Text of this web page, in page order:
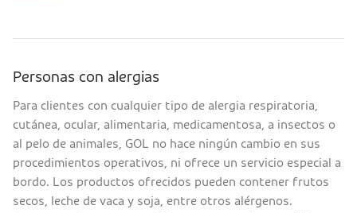
Personas con alergias
Para clientes con cualquier tipo de alergia respiratoria,
cutánea, ocular, alimentaria, medicamentosa, a insectos o
al pelo de animales, GOL no hace ningún cambio en sus
procedimientos operativos, ni ofrece un servicio especial a
bordo. Los productos ofrecidos pueden contener frutos
secos, leche de vaca y soja, entre otros alérgenos.